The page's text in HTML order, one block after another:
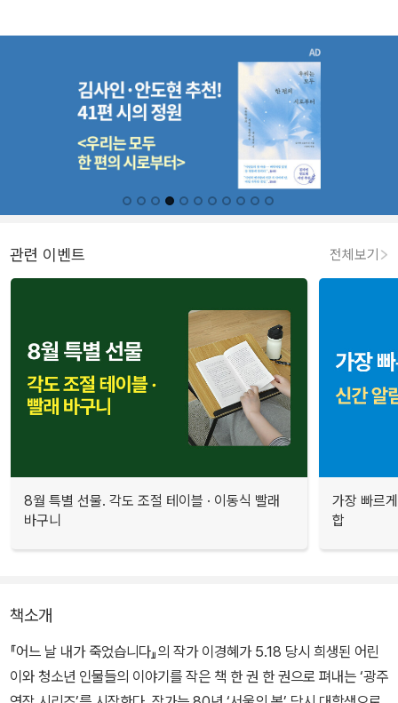
관련 이벤트 전체보기
8월 특별 선물. 각도 조절 테이블 · 이동식 빨래
바구니
가장 빠르
합
책소개
『어느 날 내가 죽었습니다』의 작가 이경혜가 5.18 당시 희생된 어린
이와 청소년 인물들의 이야기를 작은 책 한 권 한 권으로 펴내는 ‘광주